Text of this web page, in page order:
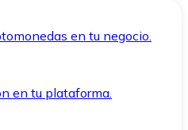
en tu negocio.
en tu plataforma.